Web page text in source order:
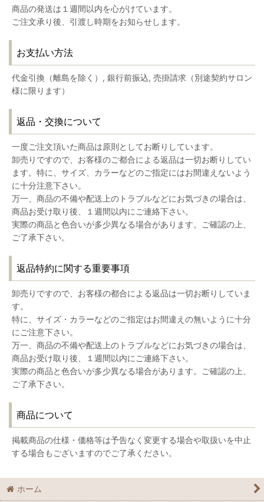
商品の発送は１週間以内を心がけています。
ご注文承り後、引渡し時期をお知らせします。
お支払い方法
代金引換（離島を除く）, 銀行前振込, 売掛請求（別途契約サロン
様に限ります）
返品・交換について
一度ご注文頂いた商品は原則としてお断りしています。
卸売りですので、お客様のご都合による返品は一切お断りしてい
ます。特に、サイズ、カラーなどのご指定にはお間違えないよう
に十分注意下さい。
万一、商品の不備や配送上のトラブルなどにお気づきの場合は、
商品お受け取り後、１週間以内にご連絡下さい。
実際の商品と色合いが多少異なる場合があります。ご確認の上、
ご了承下さい。
返品特約に関する重要事項
卸売りですので、お客様の都合による返品は一切お断りしていま
す。
特に、サイズ・カラーなどのご指定はお間違えの無いように十分
にご注意下さい。
万一、商品の不備や配送上のトラブルなどにお気づきの場合は、
商品お受け取り後、１週間以内にご連絡下さい。
実際の商品と色合いが多少異なる場合があります。ご確認の上、
ご了承下さい。
商品について
掲載商品の仕様・価格等は予告なく変更する場合や取扱いを中止
する場合もございますのでご了承ください。
ホーム